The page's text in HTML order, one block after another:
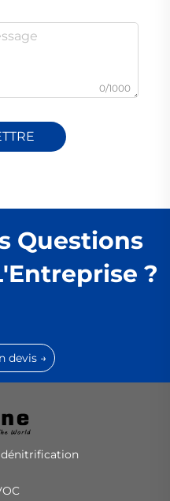
0/1000
Questions
?
devis →